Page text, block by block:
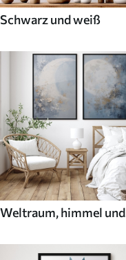
Schwarz und weiß
Weltraum, himmel und